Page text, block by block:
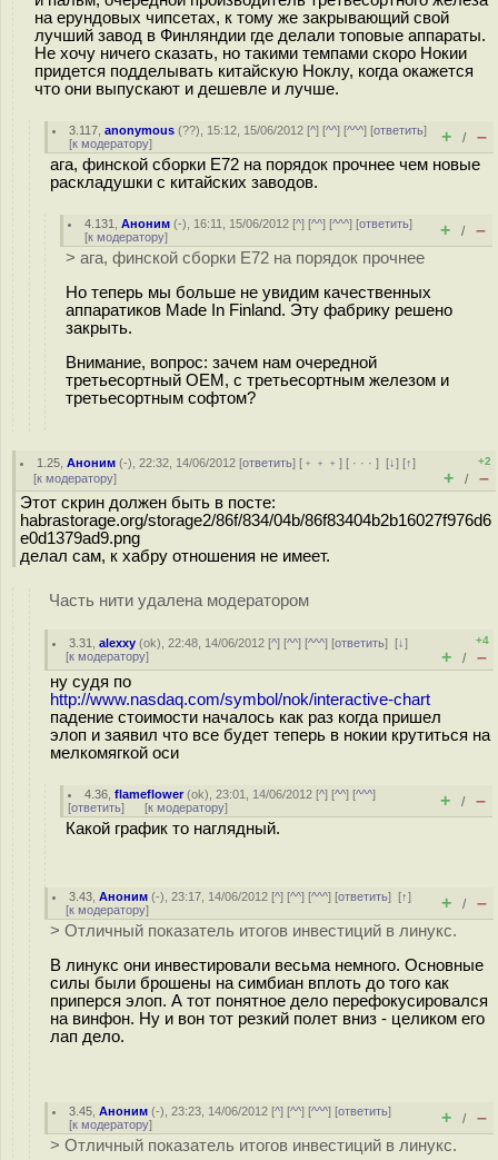
на ерундовых чипсетах, к тому же закрывающий свой
лучший завод в Финляндии где делали топовые аппараты.
Не хочу ничего сказать, но такими темпами скоро Нокии
придется подделывать китайскую Ноклу, когда окажется
что они выпускают и дешевле и лучше.
3.117 ,anonymous (??), 15:12, 15/06/2012 [^] [^^] [^^^] [ответить]
[к модератору] + / –
ага, финской сборки E72 на порядок прочнее чем новые
раскладушки с китайских заводов.
4.131 ,Аноним (-), 16:11, 15/06/2012 [^] [^^] [^^^] [ответить]
[к модератору] + / –
> ага, финской сборки E72 на порядок прочнее
Но теперь мы больше не увидим качественных
аппаратиков Made In Finland. Эту фабрику решено
закрыть.
Внимание, вопрос: зачем нам очередной
третьесортный OEM, с третьесортным железом и
третьесортным софтом?
1.25 ,Аноним (-), 22:32, 14/06/2012 [ответить] [ ﹢﹢﹢] [ · · ·][↓] [↑]
[к модератору]
+2
+ / –
Этот скрин должен быть в посте:
habrastorage.org/storage2/86f/834/04b/86f83404b2b16027f976d6
e0d1379ad9.png
делал сам, к хабру отношения не имеет.
Часть нити удалена модератором
3.31 ,alexxy (ok), 22:48, 14/06/2012 [^] [^^] [^^^] [ответить][↓]
[к модератору]
+4
+ / –
ну судя по
http://www.nasdaq.com/symbol/nok/interactive-chart
падение стоимости началось как раз когда пришел
элоп и заявил что все будет теперь в нокии крутиться на
мелкомягкой оси
4.36 ,flameflower(ok), 23:01, 14/06/2012 [^] [^^] [^^^]
[ответить] [к модератору] + / –
Какой график то наглядный.
3.43 ,Аноним (-), 23:17, 14/06/2012 [^] [^^] [^^^] [ответить][↑]
[к модератору] + / –
> Отличный показатель итогов инвестиций в линукс.
В линукс они инвестировали весьма немного. Основные
силы были брошены на симбиан вплоть до того как
приперся элоп. А тот понятное дело перефокусировался
на винфон. Ну и вон тот резкий полет вниз - целиком его
лап дело.
3.45 ,Аноним (-), 23:23, 14/06/2012 [^] [^^] [^^^] [ответить]
[к модератору] + / –
> Отличный показатель итогов инвестиций в линукс.